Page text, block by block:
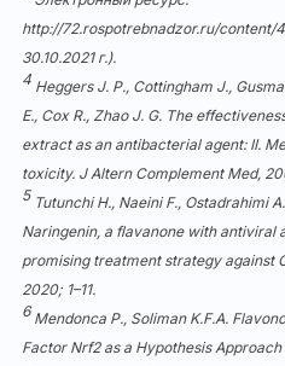
http://72.rospotrebnadzor.ru/content/
30.10.2021 г.).
4 Heggers J. P., Cottingham J.,
E., Cox R., Zhao J. G. The
extract as an antibacterial agent: II.
toxicity. J Altern Complement Med,
5Tutunchi H., Naeini F., Ostadrahimi
Naringenin, a flavanone with antiviral
promising treatment strategy against
2020; 1–11.
6Mendonca P., Soliman K.F.A.
Factor Nrf2 as a Hypothesis